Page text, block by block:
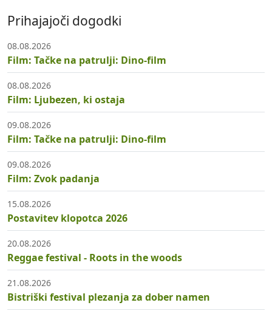
Prihajajoči dogodki
08.08.2026
Film: Tačke na patrulji: Dino-film
08.08.2026
Film: Ljubezen, ki ostaja
09.08.2026
Film: Tačke na patrulji: Dino-film
09.08.2026
Film: Zvok padanja
15.08.2026
Postavitev klopotca 2026
20.08.2026
Reggae festival - Roots in the woods
21.08.2026
Bistriški festival plezanja za dober namen